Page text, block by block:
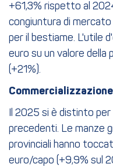
+61,3% rispetto al
congiuntura di
per il bestiame. L'utile
euro su un valore della
(+21%).
Il 2025 si è distinto
precedenti. Le manze
provinciali hanno
euro/capo (+9,9% sul